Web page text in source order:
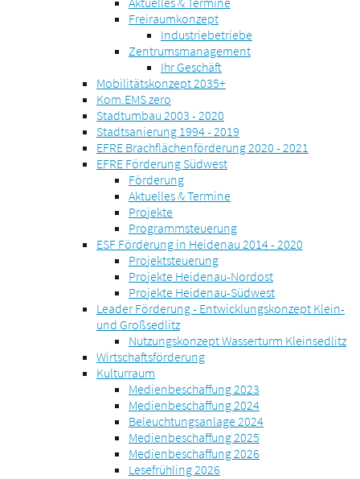
Freiraumkonzept
Industriebetriebe
Zentrumsmanagement
Ihr Geschäft
Mobilitätskonzept 2035+
Kom.EMS zero
Stadtumbau 2003 - 2020
Stadtsanierung 1994 - 2019
EFRE Brachflächenförderung 2020 - 2021
EFRE Förderung Südwest
Förderung
Aktuelles & Termine
Projekte
Programmsteuerung
ESF Förderung in Heidenau 2014 - 2020
Projektsteuerung
Projekte Heidenau-Nordost
Projekte Heidenau-Südwest
Leader Förderung - Entwicklungskonzept Klein-
und Großsedlitz
Nutzungskonzept Wasserturm Kleinsedlitz
Wirtschaftsförderung
Kulturraum
Medienbeschaffung 2023
Medienbeschaffung 2024
Beleuchtungsanlage 2024
Medienbeschaffung 2025
Medienbeschaffung 2026
Lesefrühling 2026